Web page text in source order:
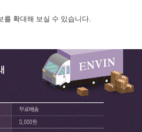
를 확대해 보실 수 있습니다.